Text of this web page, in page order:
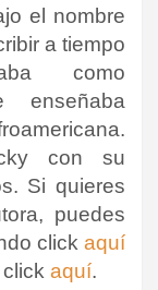
el nombre
a tiempo
como
enseñaba
con su
Si quieres
puedes
click aquí
aquí.